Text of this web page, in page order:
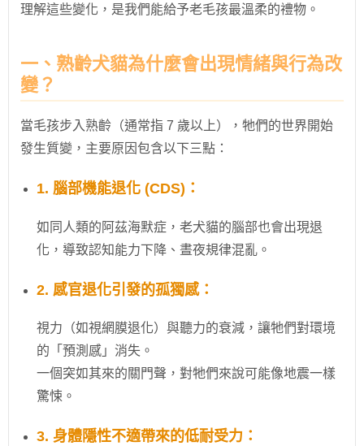
理解這些變化，是我們能給予老毛孩最溫柔的禮物。
一、熟齡犬貓為什麼會出現情緒與行為改
變？
當毛孩步入熟齡（通常指 7 歲以上），牠們的世界開始
發生質變，主要原因包含以下三點：
1. 腦部機能退化 (CDS)：
如同人類的阿茲海默症，老犬貓的腦部也會出現退
化，導致認知能力下降、晝夜規律混亂。
2. 感官退化引發的孤獨感：
視力（如視網膜退化）與聽力的衰減，讓牠們對環境
的「預測感」消失。
一個突如其來的關門聲，對牠們來說可能像地震一樣
驚悚。
3. 身體隱性不適帶來的低耐受力：